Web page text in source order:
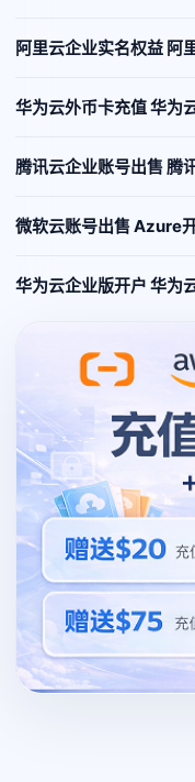
阿里云企业实名权益 阿
华为云外币卡充值 华为
腾讯云企业账号出售 腾
微软云账号出售 Azure
华为云企业版开户 华为